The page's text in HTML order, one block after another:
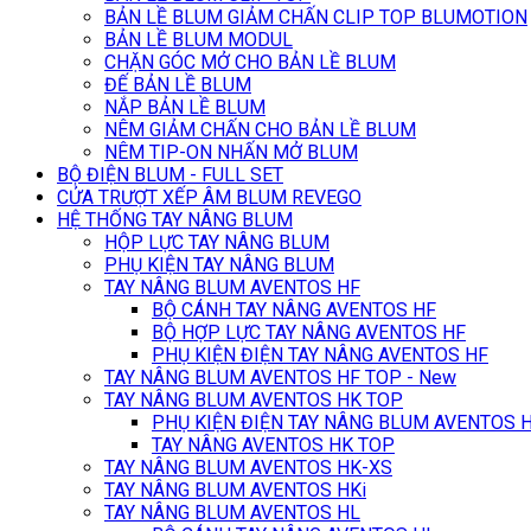
BẢN LỀ BLUM GIẢM CHẤN CLIP TOP BLUMOTION
BẢN LỀ BLUM MODUL
CHẶN GÓC MỞ CHO BẢN LỀ BLUM
ĐẾ BẢN LỀ BLUM
NẮP BẢN LỀ BLUM
NÊM GIẢM CHẤN CHO BẢN LỀ BLUM
NÊM TIP-ON NHẤN MỞ BLUM
BỘ ĐIỆN BLUM - FULL SET
CỬA TRƯỢT XẾP ÂM BLUM REVEGO
HỆ THỐNG TAY NÂNG BLUM
HỘP LỰC TAY NÂNG BLUM
PHỤ KIỆN TAY NÂNG BLUM
TAY NÂNG BLUM AVENTOS HF
BỘ CÁNH TAY NÂNG AVENTOS HF
BỘ HỢP LỰC TAY NÂNG AVENTOS HF
PHỤ KIỆN ĐIỆN TAY NÂNG AVENTOS HF
TAY NÂNG BLUM AVENTOS HF TOP - New
TAY NÂNG BLUM AVENTOS HK TOP
PHỤ KIỆN ĐIỆN TAY NÂNG BLUM AVENTOS
TAY NÂNG AVENTOS HK TOP
TAY NÂNG BLUM AVENTOS HK-XS
TAY NÂNG BLUM AVENTOS HKi
TAY NÂNG BLUM AVENTOS HL